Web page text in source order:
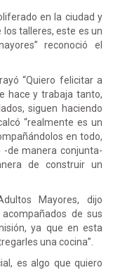
en la ciudad y
talleres, este es un
reconoció el
“Quiero felicitar a
hace y trabaja tanto,
siguen haciendo
“realmente es un
en todo,
de manera conjunta-
de construir un
Mayores, dijo
de sus
ya que en esta
una cocina”.
es algo que quiero